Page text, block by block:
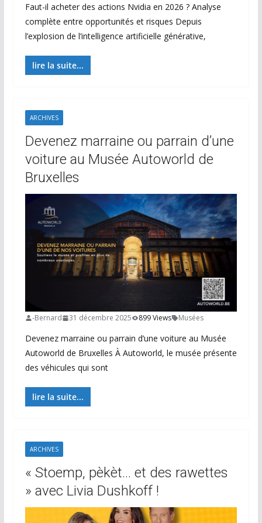
Faut-il acheter des actions Nvidia en 2026 ? Analyse
complète entre opportunités et risques Depuis
l’explosion de l’intelligence artificielle générative,
lire la suite...
ARCHIVES
Devenez marraine ou parrain d’une
voiture au Musée Autoworld de
Bruxelles
-Bernard 31 décembre 2025 899 Views Musées
Devenez marraine ou parrain d’une voiture au Musée
Autoworld de Bruxelles À Autoworld, le musée présente
des véhicules qui sont
lire la suite...
ARCHIVES
« Stoemp, pèkèt… et des rawettes
» avec Livia Dushkoff !